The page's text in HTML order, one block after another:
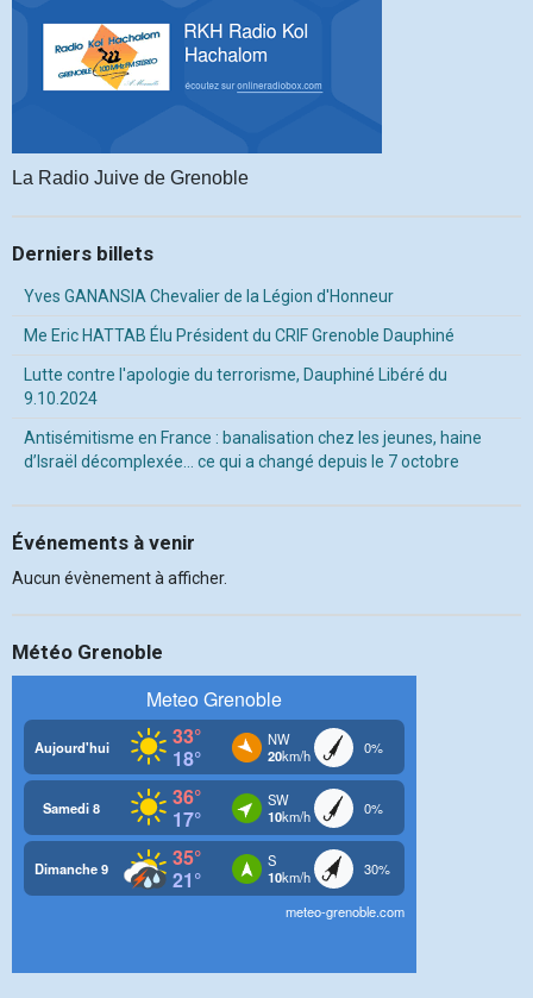
La Radio Juive de Grenoble
Derniers billets
Yves GANANSIA Chevalier de la Légion d'Honneur
Me Eric HATTAB Élu Président du CRIF Grenoble Dauphiné
Lutte contre l'apologie du terrorisme, Dauphiné Libéré du
9.10.2024
Antisémitisme en France : banalisation chez les jeunes, haine
d’Israël décomplexée… ce qui a changé depuis le 7 octobre
Événements à venir
Aucun évènement à afficher.
Météo Grenoble